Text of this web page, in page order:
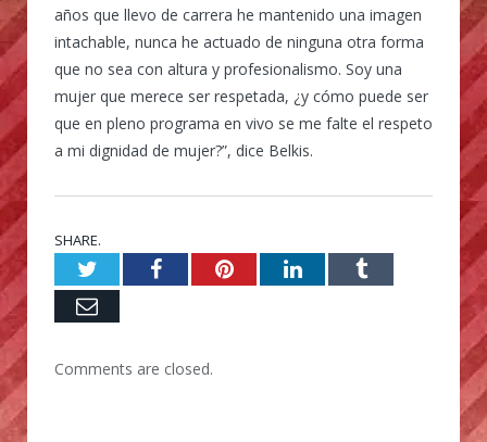
años que llevo de carrera he mantenido una imagen
intachable, nunca he actuado de ninguna otra forma
que no sea con altura y profesionalismo. Soy una
mujer que merece ser respetada, ¿y cómo puede ser
que en pleno programa en vivo se me falte el respeto
a mi dignidad de mujer?”, dice Belkis.
SHARE.
TwitterFacebookPinterestLinkedInTumblr
Email
Comments are closed.